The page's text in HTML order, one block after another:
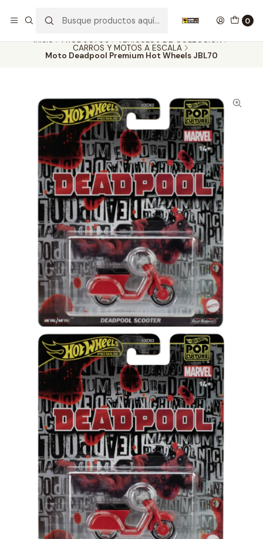
0
Inicio PRODUCTOS
VEHÍCULOS DE COLECCIÓN
CARROS Y MOTOS A ESCALA
Moto Deadpool Premium Hot Wheels JBL70